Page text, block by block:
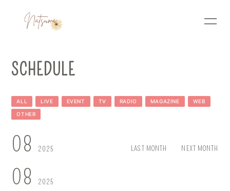
SCHEDULE
VIDEO
PHOTO
SCHEDULE
ALL LIVE EVENT TV RADIO MAGAZINE WEB
OTHER
08 2025 LAST MONTH NEXT MONTH
08 2025